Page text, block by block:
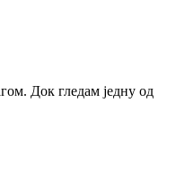
Док гледам једну од